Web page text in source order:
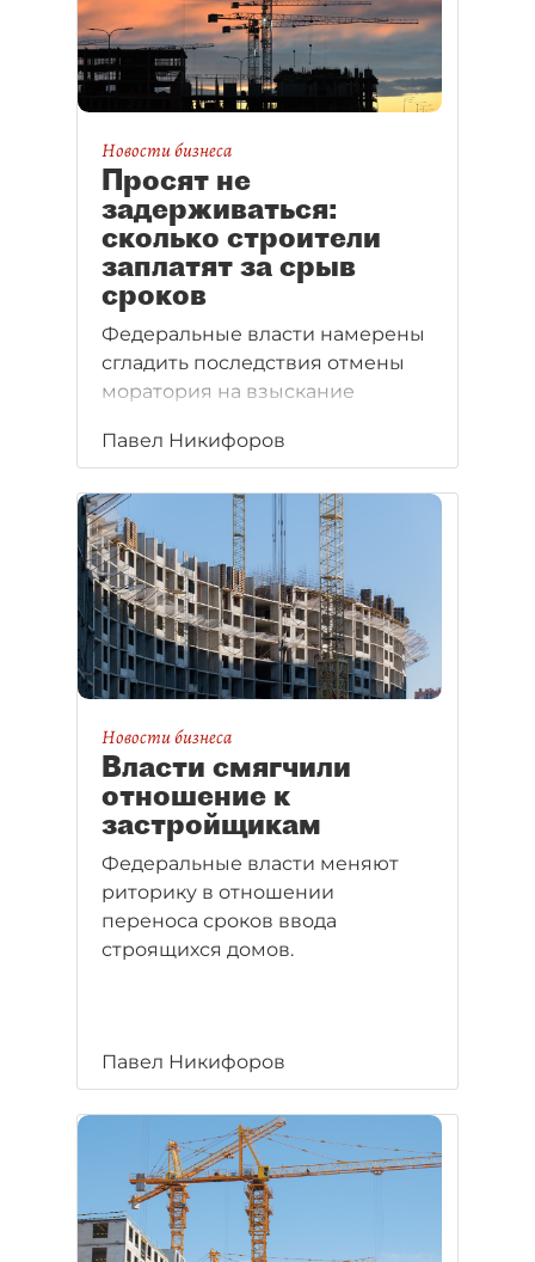
Новости бизнеса
Просят не
задерживаться:
сколько строители
заплатят за срыв
сроков
Федеральные власти намерены
сгладить последствия отмены
моратория на взыскание
действующего до конца
Павел Никифоров
Новости бизнеса
Власти смягчили
отношение к
застройщикам
Федеральные власти меняют
риторику в отношении
переноса сроков ввода
строящихся домов.
Павел Никифоров